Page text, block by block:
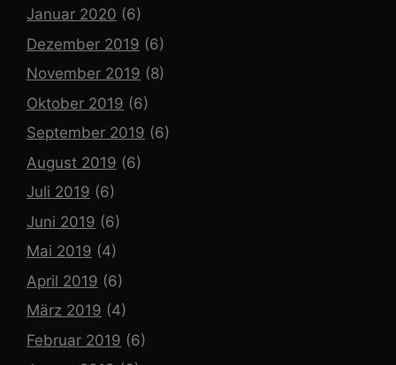
Januar 2020 (6)
Dezember 2019 (6)
November 2019 (8)
Oktober 2019 (6)
September 2019 (6)
August 2019 (6)
Juli 2019 (6)
Juni 2019 (6)
Mai 2019 (4)
April 2019 (6)
März 2019 (4)
Februar 2019 (6)